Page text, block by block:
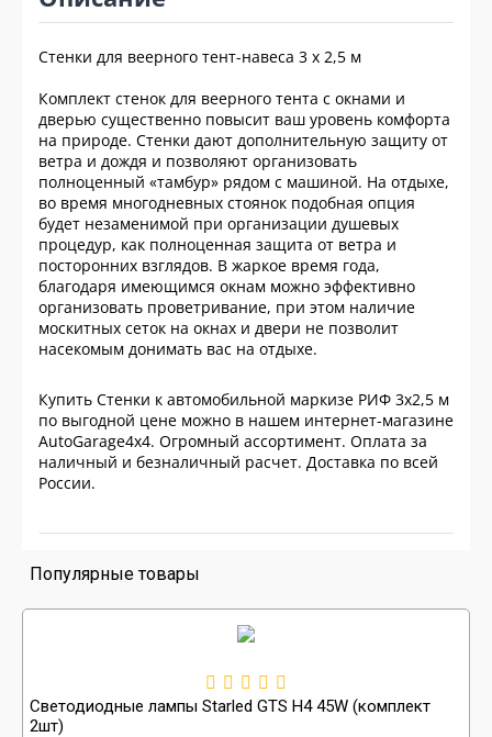
Стенки для веерного тент-навеса 3 х 2,5 м
Комплект стенок для веерного тента с окнами и
дверью существенно повысит ваш уровень комфорта
на природе. Стенки дают дополнительную защиту от
ветра и дождя и позволяют организовать
полноценный «тамбур» рядом с машиной. На отдыхе,
во время многодневных стоянок подобная опция
будет незаменимой при организации душевых
процедур, как полноценная защита от ветра и
посторонних взглядов. В жаркое время года,
благодаря имеющимся окнам можно эффективно
организовать проветривание, при этом наличие
москитных сеток на окнах и двери не позволит
насекомым донимать вас на отдыхе.
Купить Стенки к автомобильной маркизе РИФ 3х2,5 м
по выгодной цене можно в нашем интернет-магазине
AutoGarage4x4. Огромный ассортимент. Оплата за
наличный и безналичный расчет. Доставка по всей
России.
Популярные товары
Светодиодные лампы Starled GTS H4 45W (комплект
2шт)